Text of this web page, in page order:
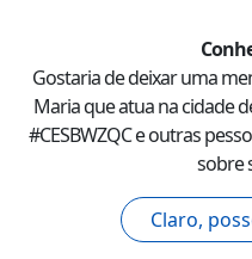
Gostaria de deixar uma
Mariaque atua na cidade
#CESBWZQCe outras
sobre
Claro,